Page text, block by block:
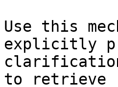
Use this
explicitly